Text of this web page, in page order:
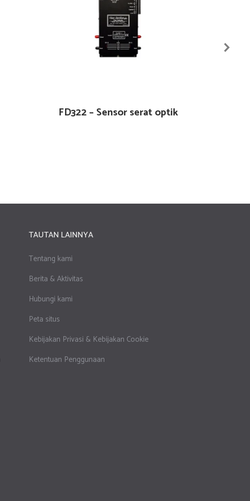
FD322 – Sensor serat optik
TAUTAN LAINNYA
Tentang kami
Berita & Aktivitas
Hubungi kami
Peta situs
Kebijakan Privasi & Kebijakan Cookie
Ketentuan Penggunaan